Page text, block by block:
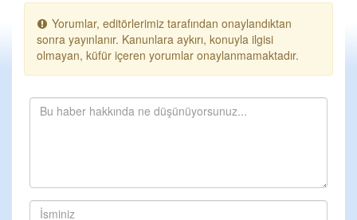
Yorumlar, editörlerimiz tarafından onaylandıktan
sonra yayınlanır. Kanunlara aykırı, konuyla ilgisi
olmayan, küfür içeren yorumlar onaylanmamaktadır.